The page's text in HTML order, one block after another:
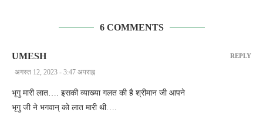
6 COMMENTS
UMESH
अगस्त 12, 2023 - 3:47 अपराह्न
भृगु मारी लात…. इसकी व्याख्या गलत की है श्रीमान जी आपने
भृगु जी ने भगवान् को लात मारी थी….
REPLY